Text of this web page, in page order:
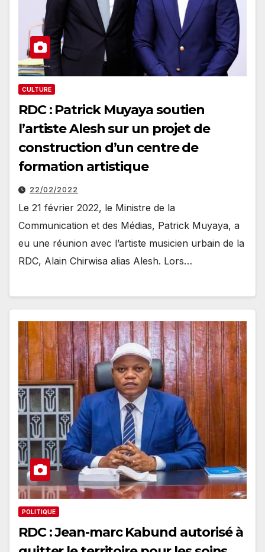
CULTURE
RDC : Patrick Muyaya soutien
l’artiste Alesh sur un projet de
construction d’un centre de
formation artistique
22/02/2022
Le 21 février 2022, le Ministre de la
Communication et des Médias, Patrick Muyaya, a
eu une réunion avec l’artiste musicien urbain de la
RDC, Alain Chirwisa alias Alesh. Lors…
POLITIQUE
RDC : Jean-marc Kabund autorisé à